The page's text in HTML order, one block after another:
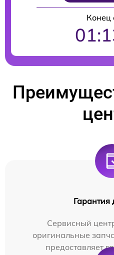
Конец
Гарантия
Сервисный
оригинальные
предоставляет